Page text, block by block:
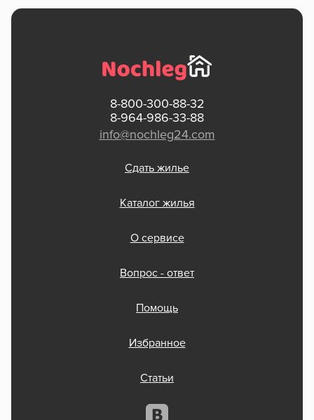
8-800-300-88-32
8-964-986-33-88
info@nochleg24.com
Сдать жилье
Каталог жилья
О сервисе
Вопрос - ответ
Помощь
Избранное
Статьи